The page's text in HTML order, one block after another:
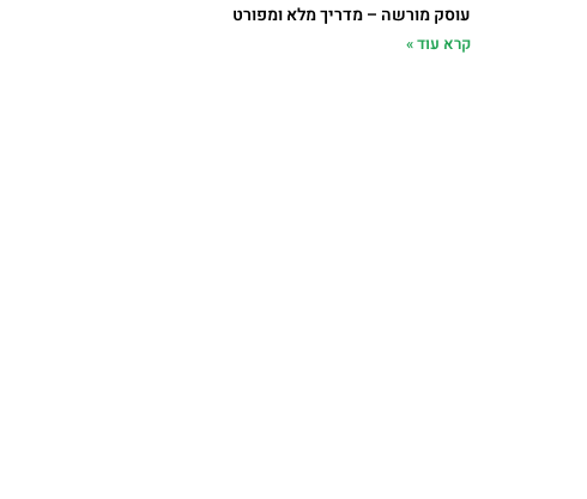
עוסק מורשה – מדריך מלא ומפורט
קרא עוד »